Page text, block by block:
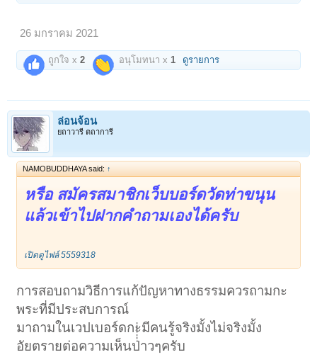
26 มกราคม 2021
ถูกใจ x2 อนุโมทนา x1 ดูรายการ
ล่อนจ้อน
ยถาวารี ตถาการี
NAMOBUDDHAYA said: ↑
หรือ สมัครสมาชิกเว็บบอร์ดวัดท่าขนุน
แล้วเข้าไปฝากคำถามเองได้ครับ
เปิดดูไฟล์ 5559318
การสอบถามวิธีการแก้ปัญหาทางธรรมควรถามกะ
พระที่มีประสบการณ์
มาถามในเวปเบอร์ดกะมีคนรู้จริงมั้งไม่จริงมั้ง
อัยตรายต่อความเห็นป่่่่่่่าวๆครับ